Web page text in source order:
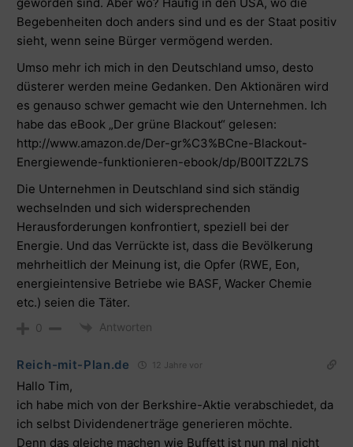
Begebenheiten doch anders sind und es der Staat positiv
sieht, wenn seine Bürger vermögend werden.
Umso mehr ich mich in den Deutschland umso, desto
düsterer werden meine Gedanken. Den Aktionären wird
es genauso schwer gemacht wie den Unternehmen. Ich
habe das eBook „Der grüne Blackout“ gelesen:
http://www.amazon.de/Der-gr%C3%BCne-Blackout-
Energiewende-funktionieren-ebook/dp/B00ITZ2L7S
Die Unternehmen in Deutschland sind sich ständig
wechselnden und sich widersprechenden
Herausforderungen konfrontiert, speziell bei der
Energie. Und das Verrückte ist, dass die Bevölkerung
mehrheitlich der Meinung ist, die Opfer (RWE, Eon,
energieintensive Betriebe wie BASF, Wacker Chemie
etc.) seien die Täter.
0 Antworten
Reich-mit-Plan.de 12 Jahre vor
Hallo Tim,
ich habe mich von der Berkshire-Aktie verabschiedet, da
ich selbst Dividendenerträge generieren möchte.
Denn das gleiche machen wie Buffett ist nun mal nicht